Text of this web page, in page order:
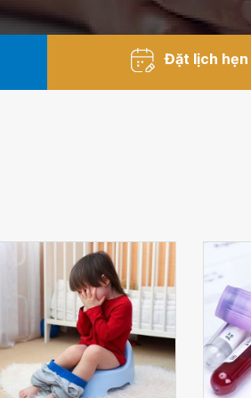
Đặt lịch hẹn